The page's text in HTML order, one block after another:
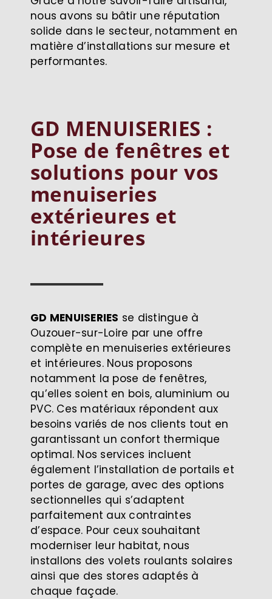
nous avons su bâtir une réputation
solide dans le secteur, notamment en
matière d’installations sur mesure et
performantes.
GD MENUISERIES :
Pose de fenêtres et
solutions pour vos
menuiseries
extérieures et
intérieures
GD MENUISERIES se distingue à
Ouzouer-sur-Loire par une offre
complète en menuiseries extérieures
et intérieures. Nous proposons
notamment la pose de fenêtres,
qu’elles soient en bois, aluminium ou
PVC. Ces matériaux répondent aux
besoins variés de nos clients tout en
garantissant un confort thermique
optimal. Nos services incluent
également l’installation de portails et
portes de garage, avec des options
sectionnelles qui s’adaptent
parfaitement aux contraintes
d’espace. Pour ceux souhaitant
moderniser leur habitat, nous
installons des volets roulants solaires
ainsi que des stores adaptés à
chaque façade.